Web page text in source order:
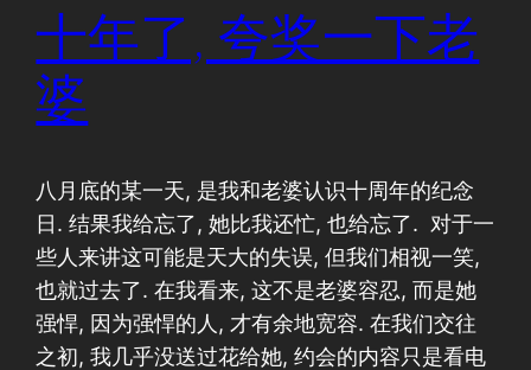
十年了, 夸奖一下老
婆
八月底的某一天, 是我和老婆认识十周年的纪念
日. 结果我给忘了, 她比我还忙, 也给忘了. 对于一
些人来讲这可能是天大的失误, 但我们相视一笑,
也就过去了. 在我看来, 这不是老婆容忍, 而是她
强悍, 因为强悍的人, 才有余地宽容. 在我们交往
之初, 我几乎没送过花给她, 约会的内容只是看电